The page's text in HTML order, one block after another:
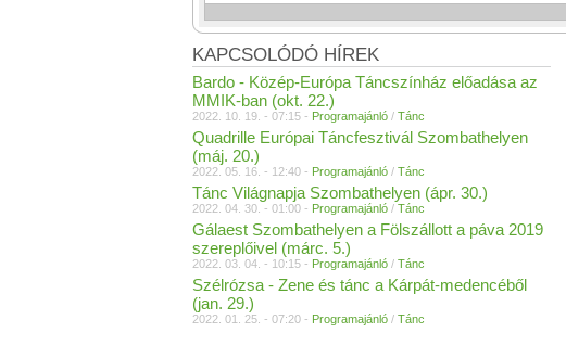
KAPCSOLÓDÓ HÍREK
Bardo - Közép-Európa Táncszínház előadása az
MMIK-ban (okt. 22.)
2022. 10. 19. - 07:15 - Programajánló / Tánc
Quadrille Európai Táncfesztivál Szombathelyen
(máj. 20.)
2022. 05. 16. - 12:40 - Programajánló / Tánc
Tánc Világnapja Szombathelyen (ápr. 30.)
2022. 04. 30. - 01:00 - Programajánló / Tánc
Gálaest Szombathelyen a Fölszállott a páva 2019
szereplőivel (márc. 5.)
2022. 03. 04. - 10:15 - Programajánló / Tánc
Szélrózsa - Zene és tánc a Kárpát-medencéből
(jan. 29.)
2022. 01. 25. - 07:20 - Programajánló / Tánc